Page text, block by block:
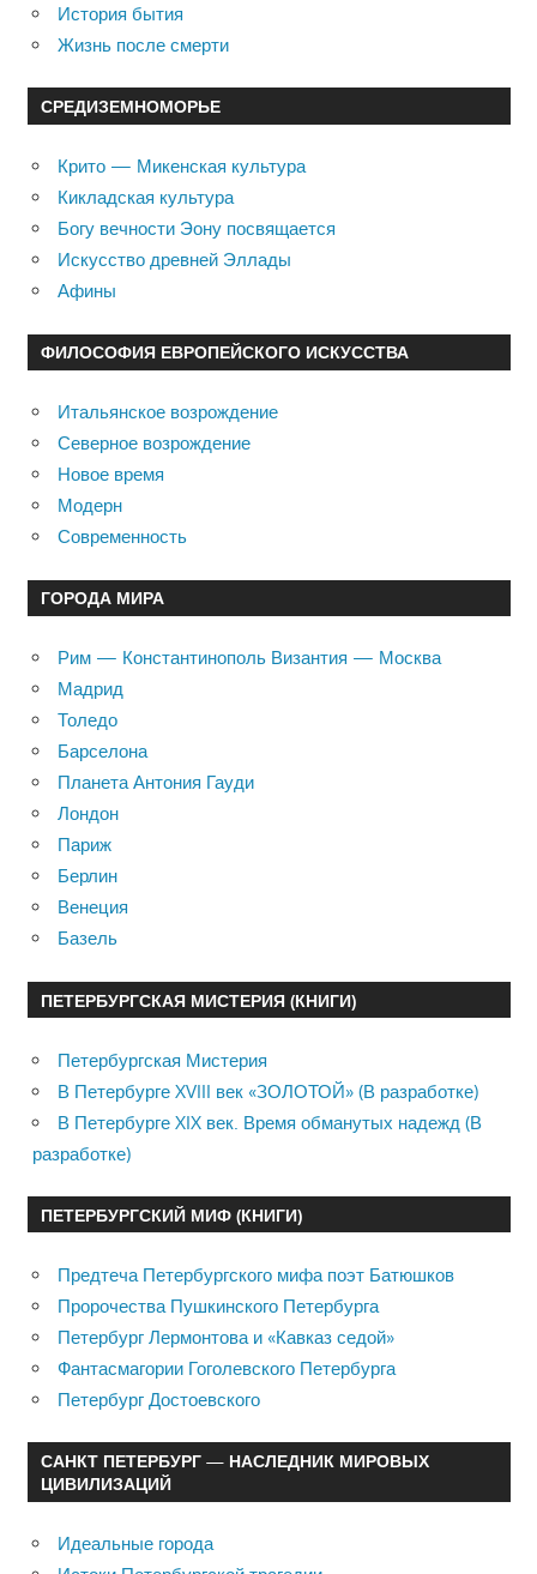
История бытия
Жизнь после смерти
СРЕДИЗЕМНОМОРЬЕ
Крито — Микенская культура
Кикладская культура
Богу вечности Эону посвящается
Искусство древней Эллады
Афины
ФИЛОСОФИЯ ЕВРОПЕЙСКОГО ИСКУССТВА
Итальянское возрождение
Северное возрождение
Новое время
Модерн
Современность
ГОРОДА МИРА
Рим — Константинополь Византия — Москва
Мадрид
Толедо
Барселона
Планета Антония Гауди
Лондон
Париж
Берлин
Венеция
Базель
ПЕТЕРБУРГСКАЯ МИСТЕРИЯ (КНИГИ)
Петербургская Мистерия
В Петербурге XVIII век «ЗОЛОТОЙ» (В разработке)
В Петербурге XIX век. Время обманутых надежд (В
разработке)
ПЕТЕРБУРГСКИЙ МИФ (КНИГИ)
Предтеча Петербургского мифа поэт Батюшков
Пророчества Пушкинского Петербурга
Петербург Лермонтова и «Кавказ седой»
Фантасмагории Гоголевского Петербурга
Петербург Достоевского
САНКТ ПЕТЕРБУРГ — НАСЛЕДНИК МИРОВЫХ
ЦИВИЛИЗАЦИЙ
Идеальные города